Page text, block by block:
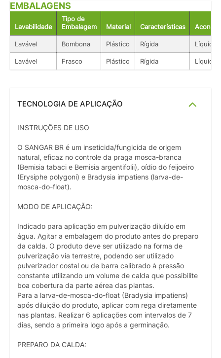
EMBALAGENS
Lavabilidade
Tipo de
Embalagem
Material Características
Lavável Bombona Plástico Rígida Líquido
Lavável Frasco Plástico Rígida Líquido
TECNOLOGIA DE APLICAÇÃO
INSTRUÇÕES DE USO
O SANGAR BR é um inseticida/fungicida de origem
natural, eficaz no controle da praga mosca-branca
(Bemisia tabaci e Bemisia argentifolii), oídio do feijoeiro
(Erysiphe polygoni) e Bradysia impatiens (larva-de-
mosca-do-float).
MODO DE APLICAÇÃO:
Indicado para aplicação em pulverização diluído em
água. Agitar a embalagem do produto antes do preparo
da calda. O produto deve ser utilizado na forma de
pulverização via terrestre, podendo ser utilizado
pulverizador costal ou de barra calibrado à pressão
constante utilizando um volume de calda que possibilite
boa cobertura da parte aérea das plantas.
Para a larva-de-mosca-do-float (Bradysia impatiens)
após diluição do produto, aplicar com rega diretamente
nas plantas. Realizar 6 aplicações com intervalos de 7
dias, sendo a primeira logo após a germinação.
PREPARO DA CALDA: